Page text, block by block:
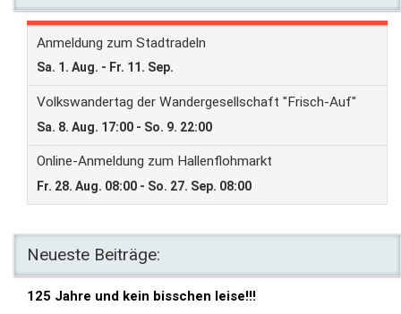
Neueste Beiträge:
125 Jahre und kein bisschen leise!!!